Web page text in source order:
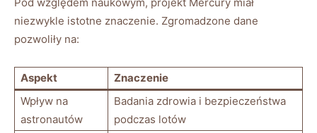
niezwykle istotne znaczenie. Zgromadzone dane
pozwoliły na:
Aspekt
Znaczenie
Wpływ na
astronautów
Badania zdrowia i bezpieczeństwa
podczas lotów